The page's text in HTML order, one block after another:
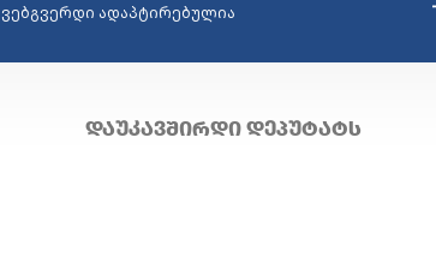
ვებგვერდი ადაპტირებულია
ᲓᲐᲣᲙᲐᲕᲨᲘᲠᲓᲘ ᲓᲔᲞᲣᲢᲐᲢᲡ